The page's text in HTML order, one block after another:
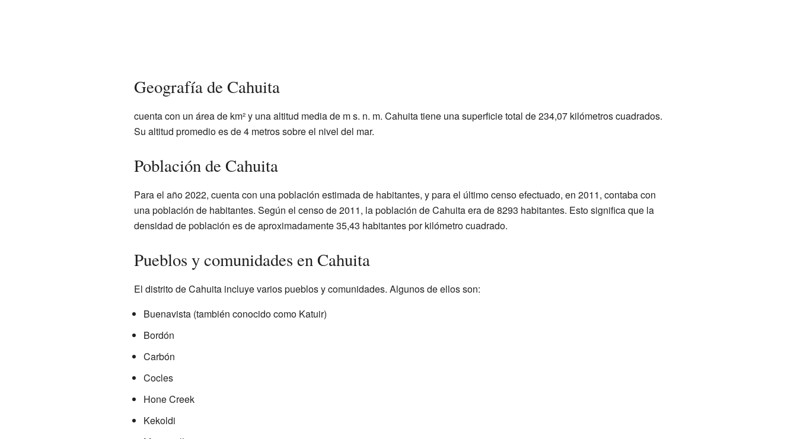
Geografía de Cahuita
cuenta con un área de km² y una altitud media de m s. n. m. Cahuita tiene una superficie total de 234,07 kilómetros cuadrados.
Su altitud promedio es de 4 metros sobre el nivel del mar.
Población de Cahuita
Para el año 2022, cuenta con una población estimada de habitantes, y para el último censo efectuado, en 2011, contaba con
una población de habitantes. Según el censo de 2011, la población de Cahuita era de 8293 habitantes. Esto significa que la
densidad de población es de aproximadamente 35,43 habitantes por kilómetro cuadrado.
Pueblos y comunidades en Cahuita
El distrito de Cahuita incluye varios pueblos y comunidades. Algunos de ellos son:
Buenavista (también conocido como Katuir)
Bordón
Carbón
Cocles
Hone Creek
Kekoldi